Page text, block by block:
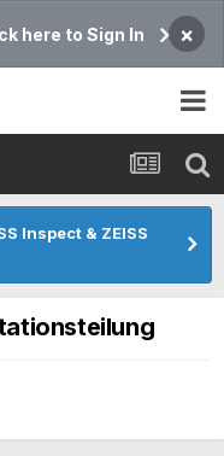
here to Sign In ×
Inspect & ZEISS